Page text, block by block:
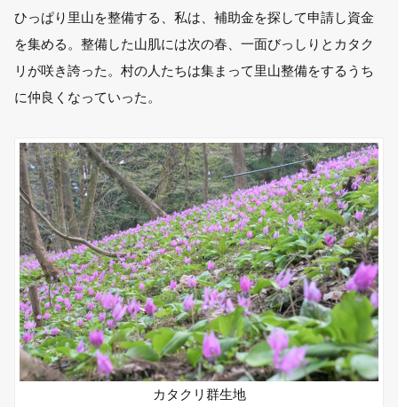
ひっぱり里山を整備する、私は、補助金を探して申請し資金
を集める。整備した山肌には次の春、一面びっしりとカタク
リが咲き誇った。村の人たちは集まって里山整備をするうち
に仲良くなっていった。
カタクリ群生地